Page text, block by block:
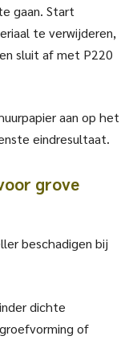
gaan. Start
te verwijderen,
sluit af met P220
aan op het
eindresultaat.
grove
beschadigen bij
dichte
of